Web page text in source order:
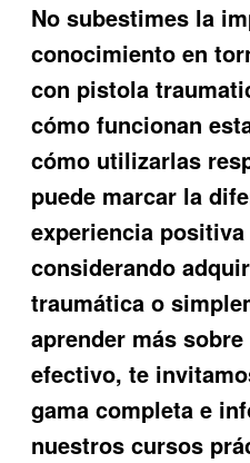
No subestimes la
conocimiento en
con pistola
cómo funcionan
cómo utilizarlas
puede marcar la
experiencia
considerando
traumática o
aprender más
efectivo, te
gama completa e
nuestros cursos